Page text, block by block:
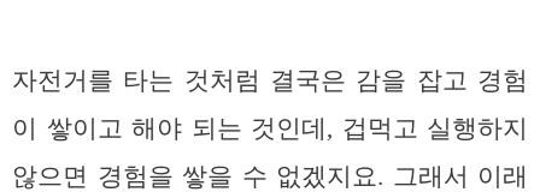
자전거를 타는 것처럼 결국은 감을 잡고 경험
이 쌓이고 해야 되는 것인데, 겁먹고 실행하지
않으면 경험을 쌓을 수 없겠지요. 그래서 이래